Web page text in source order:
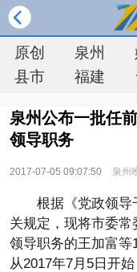
原创 泉州
县市
福建
泉州公布一批任
领导职务
2017-07-05 09:07:50 泉州
根据《党政领导
关规定，现将市委
领导职务的王加富等
从2017年7月5日开